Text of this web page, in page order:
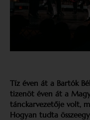
Tíz éven át a Bartók
tizenöt éven át a
tánckarvezetője volt,
Hogyan tudta